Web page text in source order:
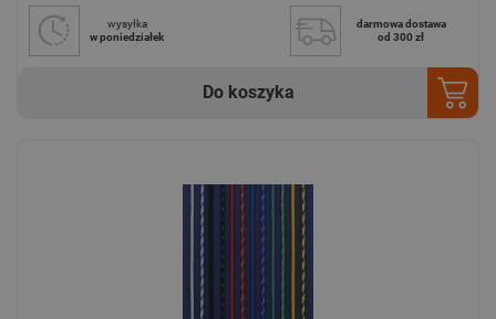
wysyłka
w poniedziałek
darmowa dostawa
od 300 zł
Do koszyka